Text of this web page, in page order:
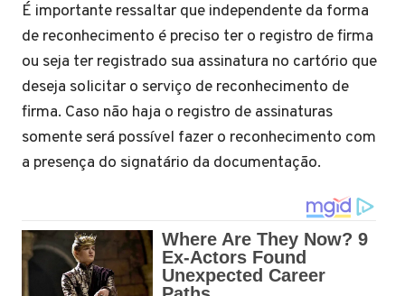
É importante ressaltar que independente da forma
de reconhecimento é preciso ter o registro de firma
ou seja ter registrado sua assinatura no cartório que
deseja solicitar o serviço de reconhecimento de
firma. Caso não haja o registro de assinaturas
somente será possível fazer o reconhecimento com
a presença do signatário da documentação.